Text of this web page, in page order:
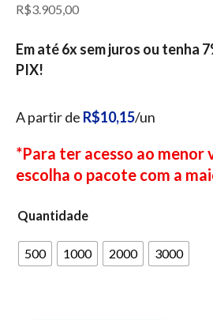
R$3.905,00
Em até 6x sem juros ou tenha
PIX!
A partir de R$10,15/un
*Para ter acesso ao menor
escolha o pacote com a
Quantidade
500 1000 2000 3000